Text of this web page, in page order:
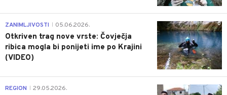
0
ZANIMLJIVOSTI 05.06.2026.
Otkriven trag nove vrste: Čovječja
ribica mogla bi ponijeti ime po Krajini
(VIDEO)
0
REGION 29.05.2026.